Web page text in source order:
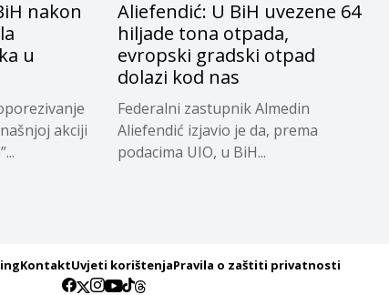
nakon
u
akciji
Aliefendić: U BiH uvezene 64
hiljade tona otpada,
evropski gradski otpad
dolazi kod nas
Federalni zastupnik Almedin
Aliefendić izjavio je da, prema
podacima UIO, u BiH...
KontaktUvjeti korištenjaPravila o zaštiti privatnosti